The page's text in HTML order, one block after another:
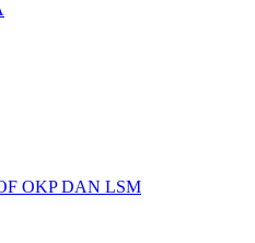
OKP DAN LSM